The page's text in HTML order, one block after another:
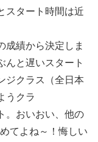
スタート時間は近
成績から決定しま
んと遅いスタート
ジクラス（全日本
うクラ
。おいおい、他の
てよね～！悔しい